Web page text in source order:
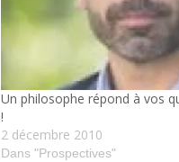
Un philosophe répond à vos
!
2 décembre 2010
Dans "Prospectives"